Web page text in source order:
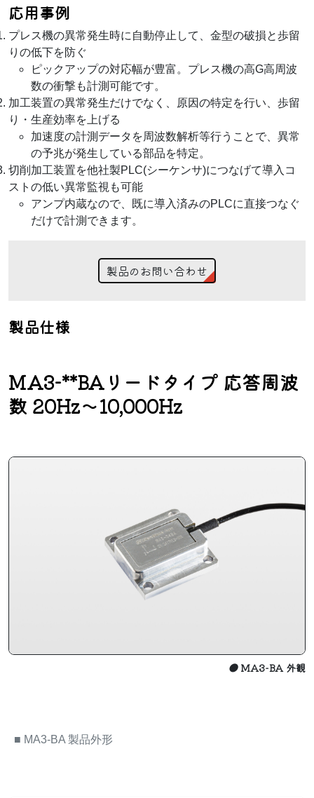
応用事例
プレス機の異常発生時に自動停止して、金型の破損と歩留
りの低下を防ぐ
ピックアップの対応幅が豊富。プレス機の高G高周波
数の衝撃も計測可能です。
加工装置の異常発生だけでなく、原因の特定を行い、歩留
り・生産効率を上げる
加速度の計測データを周波数解析等行うことで、異常
の予兆が発生している部品を特定。
切削加工装置を他社製PLC(シーケンサ)につなげて導入コ
ストの低い異常監視も可能
アンプ内蔵なので、既に導入済みのPLCに直接つなぐ
だけで計測できます。
製品のお問い合わせ
製品仕様
MA3-**BAリードタイプ 応答周波
数 20Hz～10,000Hz
●MA3-BA 外観
■ MA3-BA 製品外形